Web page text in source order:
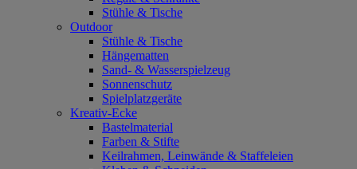
Stühle & Tische
Outdoor
Stühle & Tische
Hängematten
Sand- & Wasserspielzeug
Sonnenschutz
Spielplatzgeräte
Kreativ-Ecke
Bastelmaterial
Farben & Stifte
Keilrahmen, Leinwände & Staffeleien